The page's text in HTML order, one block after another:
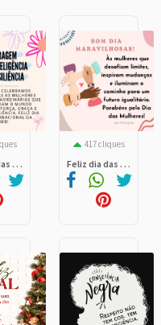
. . .
417 cliques
Feliz dia das . . .